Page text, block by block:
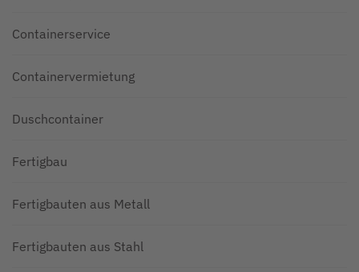
Containerservice
Containervermietung
Duschcontainer
Fertigbau
Fertigbauten aus Metall
Fertigbauten aus Stahl